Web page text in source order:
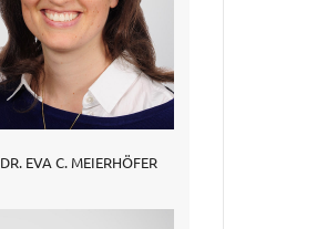
DR. EVA C. MEIERHÖFER